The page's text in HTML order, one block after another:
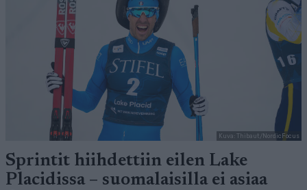
Kuva: Thibaut/NordicFocus
Sprintit hiihdettiin eilen Lake
Placidissa – suomalaisilla ei asiaa